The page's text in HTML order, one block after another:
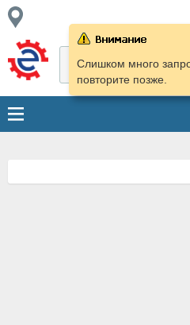
Слишком много
повторите позже.